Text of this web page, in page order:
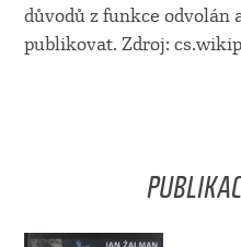
důvodů z funkce odvolán
publikovat. Zdroj: